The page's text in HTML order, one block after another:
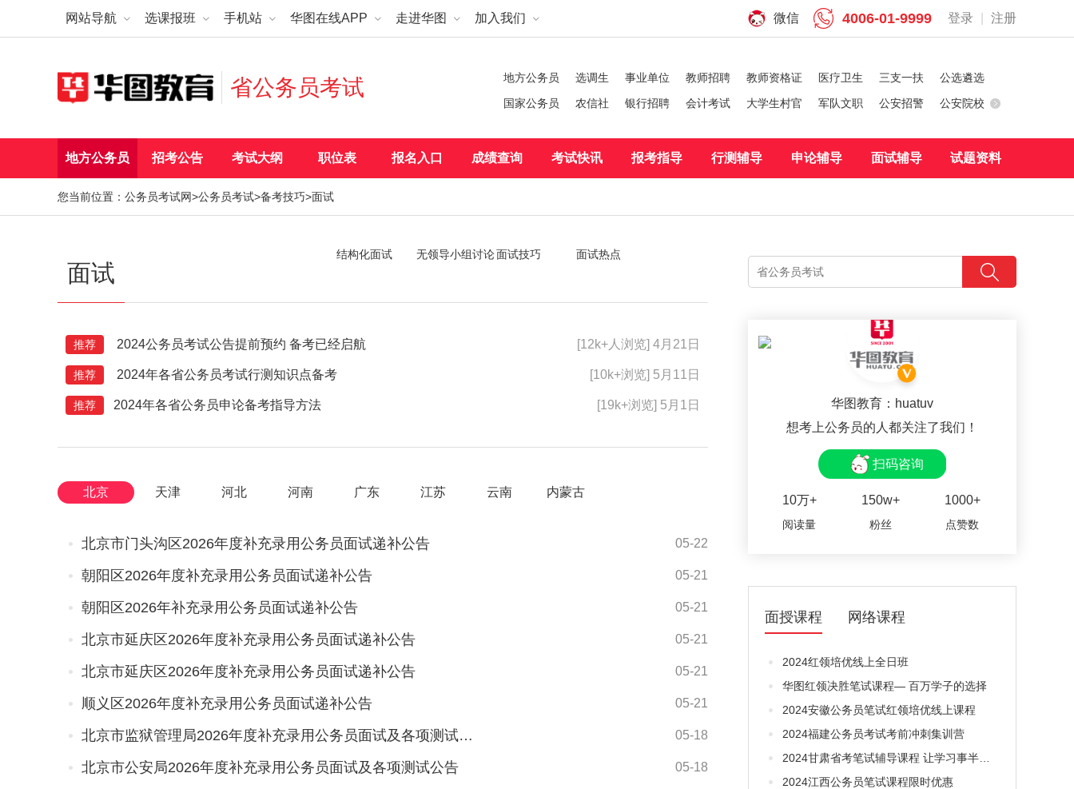
网站导航 选课报班 手机站 华图在线APP 走进华图 加入我们 登录 注册
4006-01-9999
微信
省公务员考试 地方公务员 选调生 事业单位 教师招聘 教师资格证 医疗卫生 三支一扶
公选遴选
国家公务员
农信社 银行招聘 会计考试 大学生村官 军队文职 公安招警 公安院校
地方公务员 招考公告 考试大纲 职位表 报名入口 成绩查询 考试快讯 报考指导 行测辅导 申论辅导 面试辅导 试题资料
您当前位置： 公务员考试网>公务员考试>备考技巧>面试
面试
结构化面试 无领导小组讨论面试技巧 面试热点
推荐 2024公务员考试公告提前预约 备考已经启航 [12k+人浏览] 4月21日
推荐 2024年各省公务员考试行测知识点备考 [10k+浏览] 5月11日
推荐 2024年各省公务员申论备考指导方法 [19k+浏览] 5月1日
北京 天津 河北 河南 广东 江苏 云南 内蒙古
05-22
北京市门头沟区2026年度补充录用公务员面试递补公告
05-21
朝阳区2026年度补充录用公务员面试递补公告
05-21
朝阳区2026年补充录用公务员面试递补公告
05-21
北京市延庆区2026年度补充录用公务员面试递补公告
05-21
北京市延庆区2026年度补充录用公务员面试递补公告
05-21
顺义区2026年度补充录用公务员面试递补公告
05-18
北京市监狱管理局2026年度补充录用公务员面试及各项测试公告
05-18
北京市公安局2026年度补充录用公务员面试及各项测试公告
华图教育：huatuv
想考上公务员的人都关注了我们！
扫码咨询
10万+
阅读量
150w+
粉丝
1000+
点赞数
面授课程 网络课程
2024红领培优线上全日班
华图红领决胜笔试课程— 百万学子的选择
2024安徽公务员笔试红领培优线上课程
2024福建公务员考试考前冲刺集训营
2024江西公务员笔试课程限时优惠